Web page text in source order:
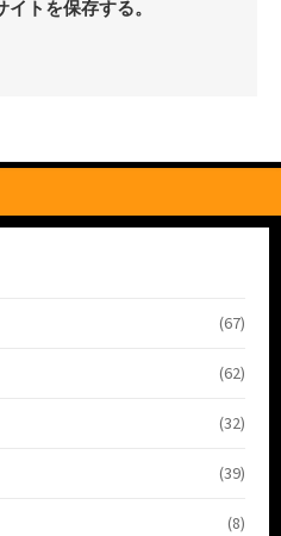
トを保存する。
(67)
(62)
(32)
(39)
(8)